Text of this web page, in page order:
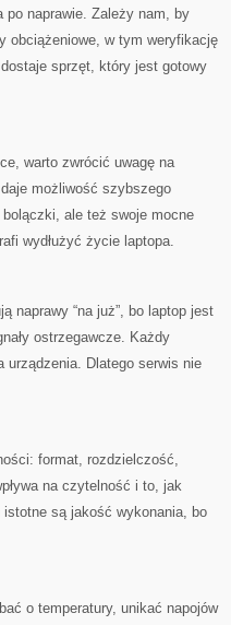
po naprawie. Zależy nam, by
obciążeniowe, w tym weryfikację
sprzęt, który jest gotowy
warto zwrócić uwagę na
możliwość szybszego
ale też swoje mocne
wydłużyć życie laptopa.
naprawy “na już”, bo laptop jest
ostrzegawcze. Każdy
Dlatego serwis nie
format, rozdzielczość,
na czytelność i to, jak
istotne są jakość wykonania, bo
o temperatury, unikać napojów